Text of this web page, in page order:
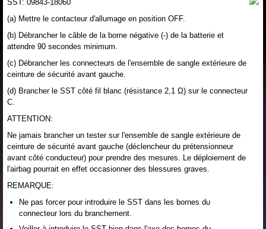
SST: 09843-18060
(a) Mettre le contacteur d'allumage en position OFF.
(b) Débrancher le câble de la borne négative (-) de la batterie et
attendre 90 secondes minimum.
(c) Débrancher les connecteurs de l'ensemble de sangle extérieure de
ceinture de sécurité avant gauche.
(d) Brancher le SST côté fil blanc (résistance 2,1 Ω) sur le connecteur
C.
ATTENTION:
Ne jamais brancher un tester sur l'ensemble de sangle extérieure de
ceinture de sécurité avant gauche (déclencheur du prétensionneur
avant côté conducteur) pour prendre des mesures. Le déploiement de
l'airbag pourrait en effet occasionner des blessures graves.
REMARQUE:
Ne pas forcer pour introduire le SST dans les bornes du
connecteur lors du branchement.